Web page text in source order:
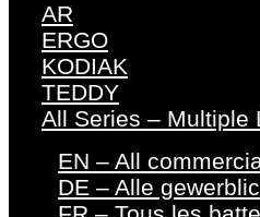
AR
ERGO
KODIAK
TEDDY
All Series – Multiple
EN – All
DE – Alle